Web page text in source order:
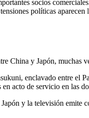
socios
políticas
China y Japón, muchas
enclavado entre
acto de servicio en las
y la televisión emite